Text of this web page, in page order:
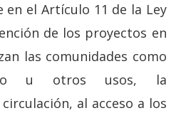
en el Artículo 11 de la Ley
de los proyectos en
las comunidades como
u otros usos, la
al acceso a los